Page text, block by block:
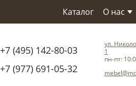
Каталог О нас
Материалы
Бренды
Статьи
+7 (495) 142-80-03
+7 (977) 691-05-32
ул.
1
пн-пт: